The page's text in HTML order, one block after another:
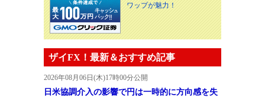
ワップが魅力！
ザイFX！最新＆おすすめ記事
2026年08月06日(木)17時00分公開
日米協調介入の影響で円は一時的に方向感を失